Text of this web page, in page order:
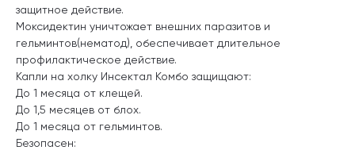
защитное действие.
Моксидектин уничтожает внешних паразитов и
гельминтов(нематод), обеспечивает длительное
профилактическое действие.
Капли на холку Инсектал Комбо защищают:
До 1 месяца от клещей.
До 1,5 месяцев от блох.
До 1 месяца от гельминтов.
Безопасен: